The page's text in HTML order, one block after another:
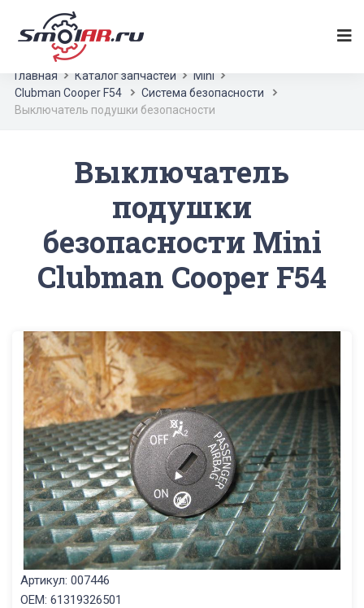
Главная Каталог запчастей
Mini
Clubman Cooper F54
Система безопасности
Выключатель подушки безопасности
Выключатель
подушки
безопасности Mini
Clubman Cooper F54
Артикул: 007446
OEM: 61319326501